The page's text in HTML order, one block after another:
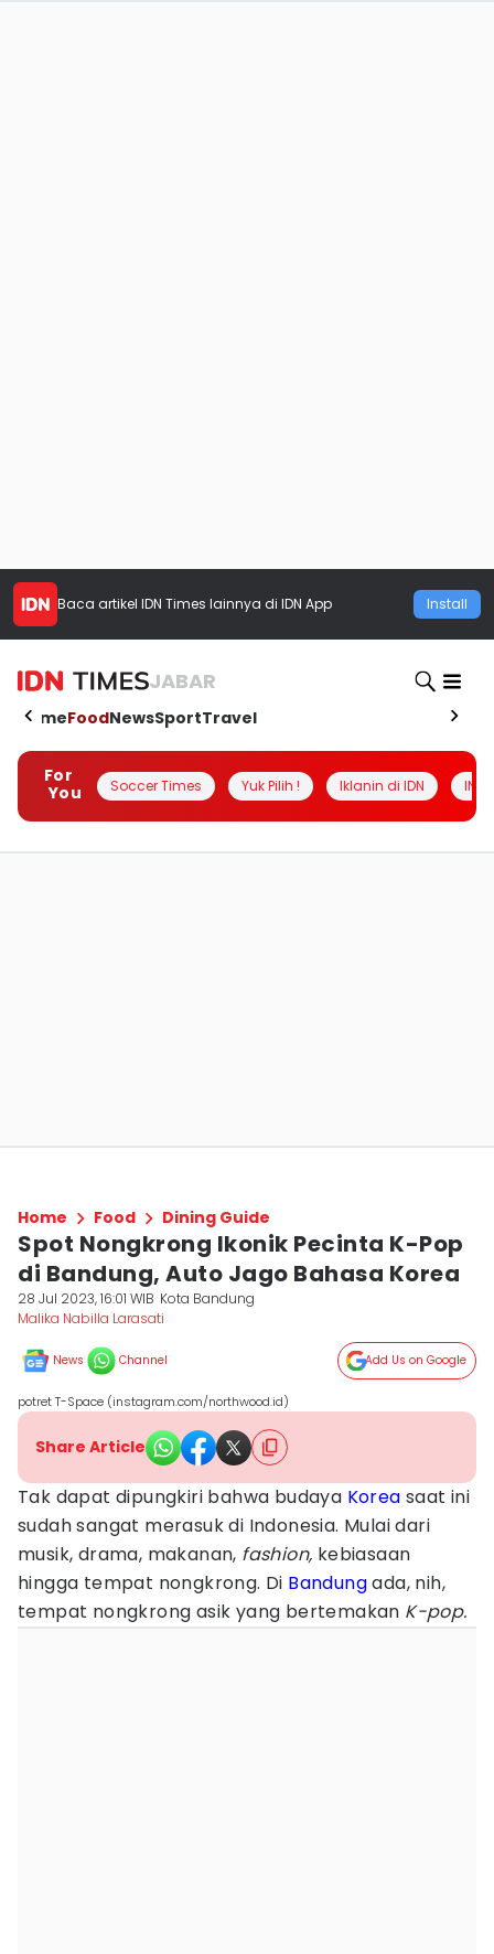
Baca artikel IDN Times lainnya di IDN App Install
JABAR
HomeFoodNewsSportTravel
For
You
Soccer Times Yuk Pilih ! Iklanin di IDN
Home Food Dining Guide
Spot Nongkrong Ikonik Pecinta K-Pop
di Bandung, Auto Jago Bahasa Korea
28 Jul 2023, 16:01 WIB Kota Bandung
Malika Nabilla Larasati
News Channel Add Us on Google
potret T-Space (instagram.com/northwood.id)
Share Article
Tak dapat dipungkiri bahwa budaya Korea saat ini
sudah sangat merasuk di Indonesia. Mulai dari
musik, drama, makanan, fashion, kebiasaan
hingga tempat nongkrong. Di Bandungada, nih,
tempat nongkrong asik yang bertemakan K-pop.